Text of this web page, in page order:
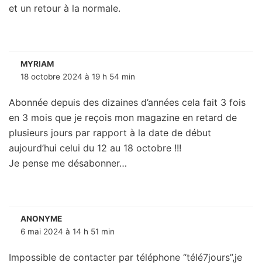
et un retour à la normale.
MYRIAM
18 octobre 2024 à 19 h 54 min
Abonnée depuis des dizaines d’années cela fait 3 fois
en 3 mois que je reçois mon magazine en retard de
plusieurs jours par rapport à la date de début
aujourd’hui celui du 12 au 18 octobre !!!
Je pense me désabonner…
ANONYME
6 mai 2024 à 14 h 51 min
Impossible de contacter par téléphone “télé7jours”,je